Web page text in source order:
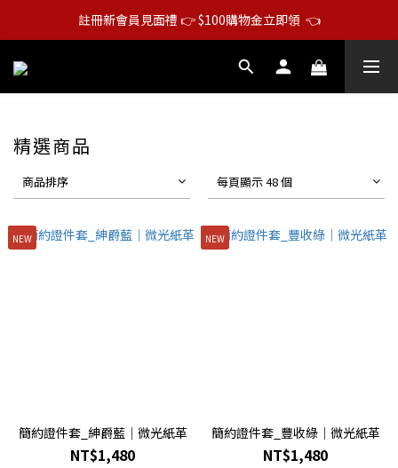
註冊新會員見面禮 👉 $100購物金立即領  👈
精選商品
商品排序 每頁顯示 48 個
NEW
簡約證件套_紳爵藍｜微光紙革
NT$1,480
NEW
簡約證件套_豐收綠｜微光紙革
NT$1,480